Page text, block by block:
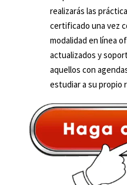
realizarás las
certificado una vez
modalidad en línea
actualizados y
aquellos con
estudiar a su propio